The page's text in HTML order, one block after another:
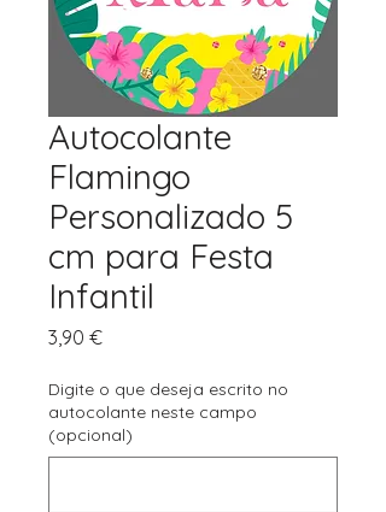
Autocolante
Flamingo
Personalizado 5
cm para Festa
Infantil
3,90 €Preço
Digite o que deseja escrito no
autocolante neste campo
(opcional)